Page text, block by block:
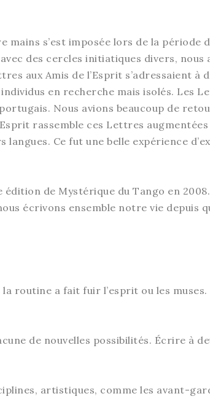
mains s’est imposée lors de la période
des cercles initiatiques divers, nous
aux Amis de l’Esprit s’adressaient à
en recherche mais isolés. Les
Nous avions beaucoup de
rassemble ces Lettres
Ce fut une belle expérience
de Mystérique du Tango en
écrivons ensemble notre vie depuis
routine a fait fuir l’esprit ou les
de nouvelles possibilités. Écrire à
artistiques, comme les avant-